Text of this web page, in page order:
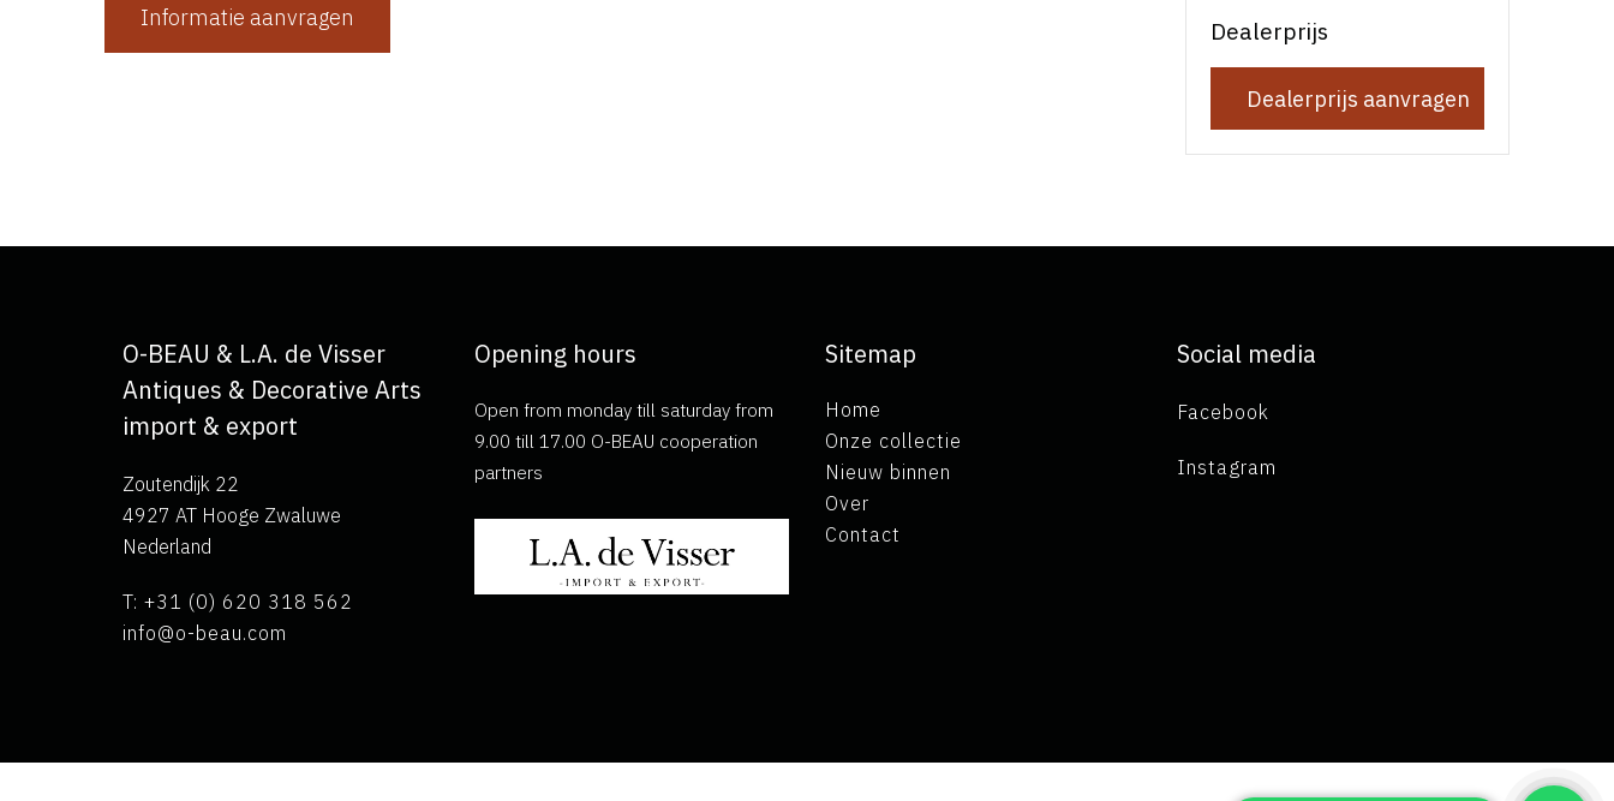
Informatie aanvragen
Dealerprijs
Dealerprijs aanvragen
O-BEAU & L.A. de Visser
Antiques & Decorative Arts
import & export
Zoutendijk 22
4927 AT Hooge Zwaluwe
Nederland
T: +31 (0) 620 318 562
info@o-beau.com
Opening hours
Open from monday till saturday from
9.00 till 17.00 O-BEAU cooperation
partners
Sitemap
Home
Onze collectie
Nieuw binnen
Over
Contact
Social media
Facebook
Instagram